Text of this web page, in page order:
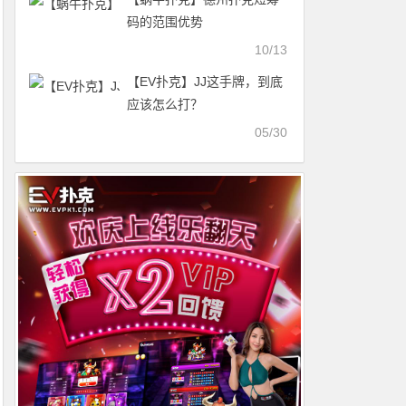
码的范围优势
10/13
【EV扑克】JJ这手牌，到底
应该怎么打？
05/30